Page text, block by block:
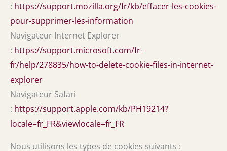
: https://support.mozilla.org/fr/kb/effacer-les-cookies-
pour-supprimer-les-information
Navigateur Internet Explorer
: https://support.microsoft.com/fr-
fr/help/278835/how-to-delete-cookie-files-in-internet-
explorer
Navigateur Safari
: https://support.apple.com/kb/PH19214?
locale=fr_FR&viewlocale=fr_FR
Nous utilisons les types de cookies suivants :